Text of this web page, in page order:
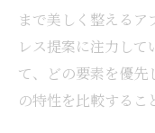
まで美しく整えるア
レス提案に注力し
て、どの要素を優先
の特性を比較するこ